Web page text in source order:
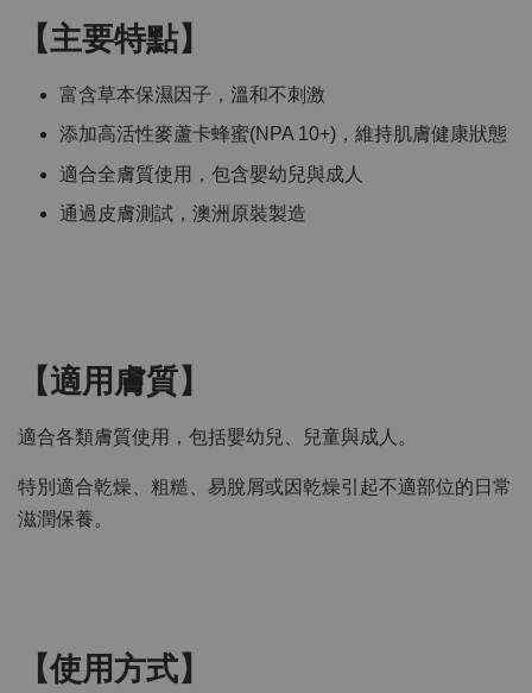
【主要特點】
富含草本保濕因子，溫和不刺激
添加高活性麥蘆卡蜂蜜(NPA 10+)，維持肌膚健康狀態
適合全膚質使用，包含嬰幼兒與成人
通過皮膚測試，澳洲原裝製造
【適用膚質】
適合各類膚質使用，包括嬰幼兒、兒童與成人。
特別適合乾燥、粗糙、易脫屑或因乾燥引起不適部位的日常
滋潤保養。
【使用方式】